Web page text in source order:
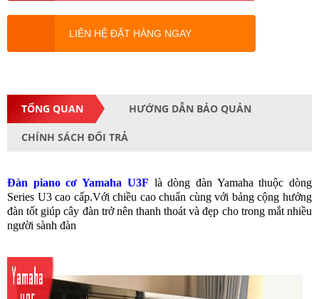
LIÊN HỆ ĐẶT HÀNG NGAY
TỔNG QUAN HƯỚNG DẪN BẢO QUẢN
CHÍNH SÁCH ĐỔI TRẢ
Đàn piano cơ Yamaha U3F là dòng đàn Yamaha thuộc dòng
Series U3 cao cấp.Với chiều cao chuẩn cùng với bảng cộng hưởng
đàn tốt giúp cây đàn trở nên thanh thoát và đẹp cho trong mắt nhiều
người sành đàn